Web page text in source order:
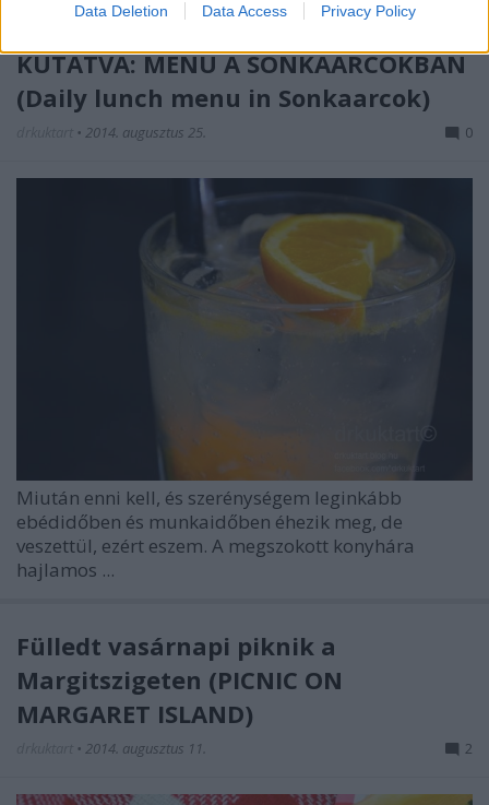
Data Deletion Data Access Privacy Policy
AZ IDEÁLIS EBÉDIDŐS MENÜ UTÁN
KUTATVA: MENÜ A SONKAARCOKBAN
(Daily lunch menu in Sonkaarcok)
• 2014. augusztus 25. 0
Miután enni kell, és szerénységem leginkább
ebédidőben és munkaidőben éhezik meg, de
veszettül, ezért eszem. A megszokott konyhára
hajlamos ...
Fülledt vasárnapi piknik a
Margitszigeten (PICNIC ON
MARGARET ISLAND)
• 2014. augusztus 11. 2